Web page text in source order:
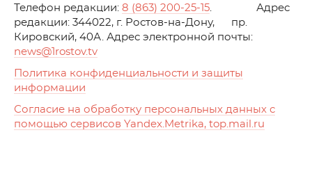
Телефон редакции: 8 (863) 200-25-15. Адрес
редакции: 344022, г. Ростов-на-Дону, пр.
Кировский, 40А. Адрес электронной почты:
news@1rostov.tv
Политика конфиденциальности и защиты
информации
Согласие на обработку персональных данных с
помощью сервисов Yandex.Metrika, top.mail.ru